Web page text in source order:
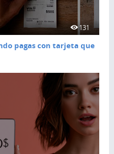
131
pagas con tarjeta que